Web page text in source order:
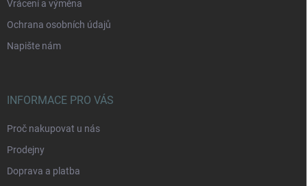
Vrácení a výměna
Ochrana osobních údajů
Napište nám
INFORMACE PRO VÁS
Proč nakupovat u nás
Prodejny
Doprava a platba